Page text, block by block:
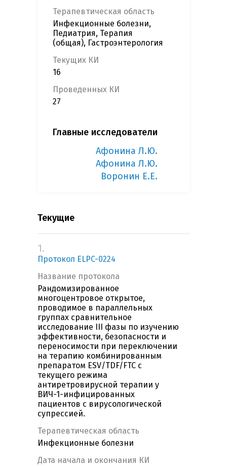
Терапевтическая область
Инфекционные болезни,
Педиатрия, Терапия
(общая), Гастроэнтерология
Текущих КИ
16
Проведенных КИ
27
Главные исследователи
Афонина Л.Ю.
Афонина Л.Ю.
Воронин Е.Е.
Текущие
1.
Протокол ELPC-0224
Название протокола
Рандомизированное
многоцентровое открытое,
проводимое в параллельных
группах сравнительное
исследование III фазы по изучению
эффективности, безопасности и
переносимости при переключении
на терапию комбинированным
препаратом ESV/TDF/FTC с
текущего режима
антиретровирусной терапии у
ВИЧ-1-инфицированных
пациентов с вирусологической
супрессией.
Терапевтическая область
Инфекционные болезни
Дата начала и окончания КИ